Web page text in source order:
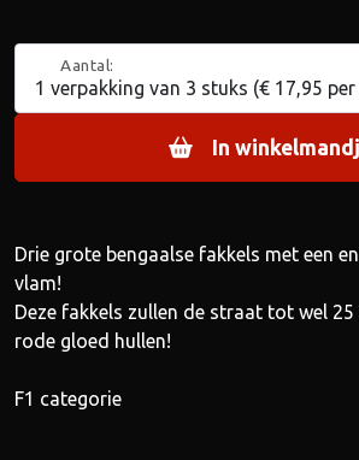
Aantal:
In
Drie grote bengaalse fakkels met een
vlam!
Deze fakkels zullen de straat tot wel 25
rode gloed hullen!
F1 categorie